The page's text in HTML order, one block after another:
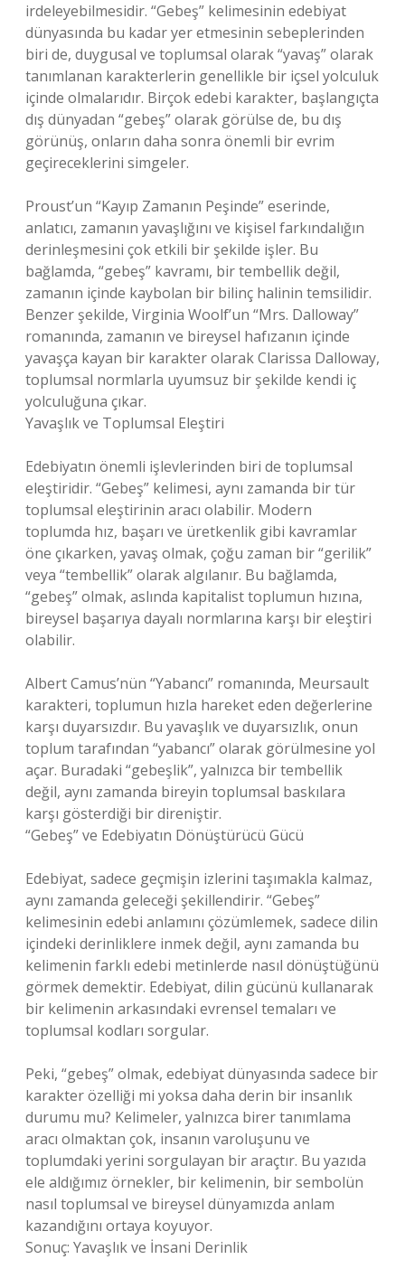
irdeleyebilmesidir. “Gebeş” kelimesinin edebiyat
dünyasında bu kadar yer etmesinin sebeplerinden
biri de, duygusal ve toplumsal olarak “yavaş” olarak
tanımlanan karakterlerin genellikle bir içsel yolculuk
içinde olmalarıdır. Birçok edebi karakter, başlangıçta
dış dünyadan “gebeş” olarak görülse de, bu dış
görünüş, onların daha sonra önemli bir evrim
geçireceklerini simgeler.
Proust’un “Kayıp Zamanın Peşinde” eserinde,
anlatıcı, zamanın yavaşlığını ve kişisel farkındalığın
derinleşmesini çok etkili bir şekilde işler. Bu
bağlamda, “gebeş” kavramı, bir tembellik değil,
zamanın içinde kaybolan bir bilinç halinin temsilidir.
Benzer şekilde, Virginia Woolf’un “Mrs. Dalloway”
romanında, zamanın ve bireysel hafızanın içinde
yavaşça kayan bir karakter olarak Clarissa Dalloway,
toplumsal normlarla uyumsuz bir şekilde kendi iç
yolculuğuna çıkar.
Yavaşlık ve Toplumsal Eleştiri
Edebiyatın önemli işlevlerinden biri de toplumsal
eleştiridir. “Gebeş” kelimesi, aynı zamanda bir tür
toplumsal eleştirinin aracı olabilir. Modern
toplumda hız, başarı ve üretkenlik gibi kavramlar
öne çıkarken, yavaş olmak, çoğu zaman bir “gerilik”
veya “tembellik” olarak algılanır. Bu bağlamda,
“gebeş” olmak, aslında kapitalist toplumun hızına,
bireysel başarıya dayalı normlarına karşı bir eleştiri
olabilir.
Albert Camus’nün “Yabancı” romanında, Meursault
karakteri, toplumun hızla hareket eden değerlerine
karşı duyarsızdır. Bu yavaşlık ve duyarsızlık, onun
toplum tarafından “yabancı” olarak görülmesine yol
açar. Buradaki “gebeşlik”, yalnızca bir tembellik
değil, aynı zamanda bireyin toplumsal baskılara
karşı gösterdiği bir direniştir.
“Gebeş” ve Edebiyatın Dönüştürücü Gücü
Edebiyat, sadece geçmişin izlerini taşımakla kalmaz,
aynı zamanda geleceği şekillendirir. “Gebeş”
kelimesinin edebi anlamını çözümlemek, sadece dilin
içindeki derinliklere inmek değil, aynı zamanda bu
kelimenin farklı edebi metinlerde nasıl dönüştüğünü
görmek demektir. Edebiyat, dilin gücünü kullanarak
bir kelimenin arkasındaki evrensel temaları ve
toplumsal kodları sorgular.
Peki, “gebeş” olmak, edebiyat dünyasında sadece bir
karakter özelliği mi yoksa daha derin bir insanlık
durumu mu? Kelimeler, yalnızca birer tanımlama
aracı olmaktan çok, insanın varoluşunu ve
toplumdaki yerini sorgulayan bir araçtır. Bu yazıda
ele aldığımız örnekler, bir kelimenin, bir sembolün
nasıl toplumsal ve bireysel dünyamızda anlam
kazandığını ortaya koyuyor.
Sonuç: Yavaşlık ve İnsani Derinlik